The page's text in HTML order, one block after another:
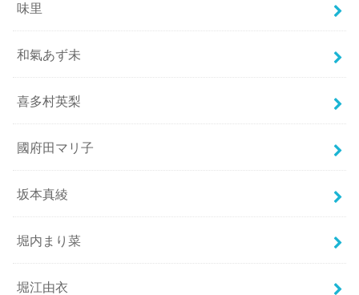
味里
和氣あず未
喜多村英梨
國府田マリ子
坂本真綾
堀内まり菜
堀江由衣